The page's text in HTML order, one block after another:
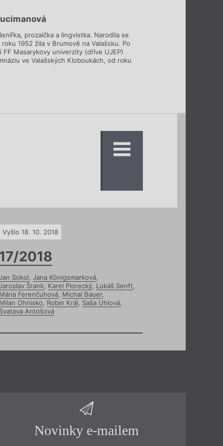
prozaička a lingvistka. Narodila se
1952 žila v Brumově na Valašsku. Po
FF Masarykovy univerzity (dříve UJEP)
ve Valašských Kloboukách, od roku
Vyšlo 18. 10. 2018
2018
Sokol, Jana Königsmarková,
Šrank, Karel Piorecký, Lukáš Senft,
Ferenčuhová, Michal Bauer,
Ohnisko, Robin Král, Saša Uhlová,
Antošová
Novinky e-mailem